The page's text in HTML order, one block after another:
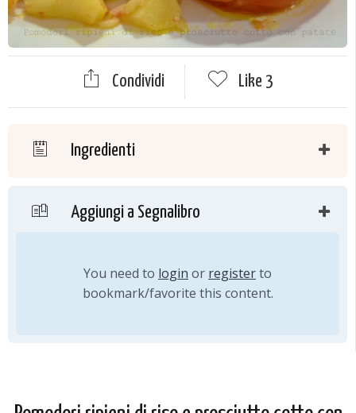
Condividi Like 3
Ingredienti
Aggiungi a Segnalibro
You need to login or registerto
bookmark/favorite this content.